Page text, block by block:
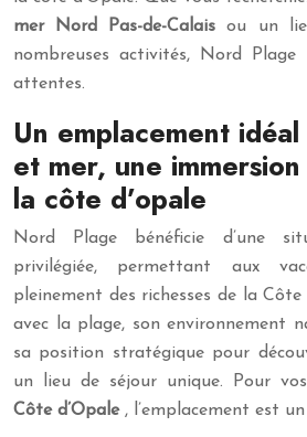
mer Nord Pas-de-Calaisou un
nombreuses activités, Nord
attentes.
Un emplacement
et mer, une
la côte d’opale
Nord Plage bénéficie d’une
privilégiée, permettant aux
pleinement des richesses de la
avec la plage, son environnement
sa position stratégique pour
un lieu de séjour unique. Pour vos
Côte d’Opale , l’emplacement est